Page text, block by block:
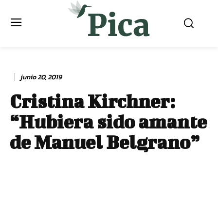
junio 20, 2019
Cristina Kirchner:
“Hubiera sido amante
de Manuel Belgrano”